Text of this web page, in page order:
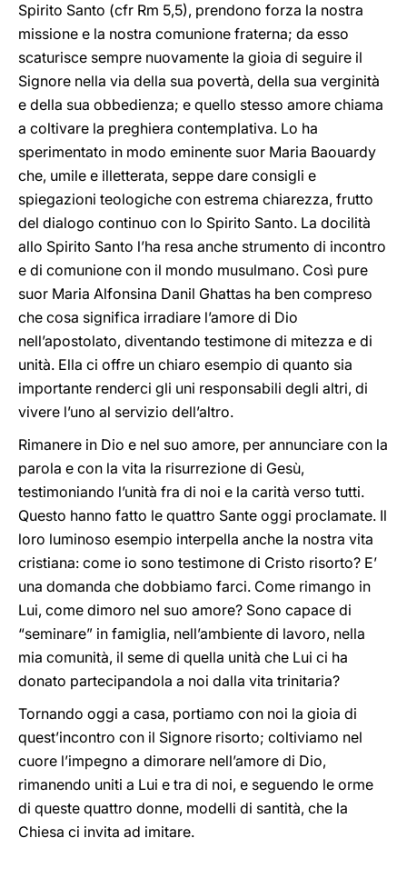
Spirito Santo (cfr Rm 5,5), prendono forza la nostra
missione e la nostra comunione fraterna; da esso
scaturisce sempre nuovamente la gioia di seguire il
Signore nella via della sua povertà, della sua verginità
e della sua obbedienza; e quello stesso amore chiama
a coltivare la preghiera contemplativa. Lo ha
sperimentato in modo eminente suor Maria Baouardy
che, umile e illetterata, seppe dare consigli e
spiegazioni teologiche con estrema chiarezza, frutto
del dialogo continuo con lo Spirito Santo. La docilità
allo Spirito Santo l’ha resa anche strumento di incontro
e di comunione con il mondo musulmano. Così pure
suor Maria Alfonsina Danil Ghattas ha ben compreso
che cosa significa irradiare l’amore di Dio
nell’apostolato, diventando testimone di mitezza e di
unità. Ella ci offre un chiaro esempio di quanto sia
importante renderci gli uni responsabili degli altri, di
vivere l’uno al servizio dell’altro.
Rimanere in Dio e nel suo amore, per annunciare con la
parola e con la vita la risurrezione di Gesù,
testimoniando l’unità fra di noi e la carità verso tutti.
Questo hanno fatto le quattro Sante oggi proclamate. Il
loro luminoso esempio interpella anche la nostra vita
cristiana: come io sono testimone di Cristo risorto? E’
una domanda che dobbiamo farci. Come rimango in
Lui, come dimoro nel suo amore? Sono capace di
“seminare” in famiglia, nell’ambiente di lavoro, nella
mia comunità, il seme di quella unità che Lui ci ha
donato partecipandola a noi dalla vita trinitaria?
Tornando oggi a casa, portiamo con noi la gioia di
quest’incontro con il Signore risorto; coltiviamo nel
cuore l’impegno a dimorare nell’amore di Dio,
rimanendo uniti a Lui e tra di noi, e seguendo le orme
di queste quattro donne, modelli di santità, che la
Chiesa ci invita ad imitare.